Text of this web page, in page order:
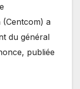
(Centcom) a
du général
publiée